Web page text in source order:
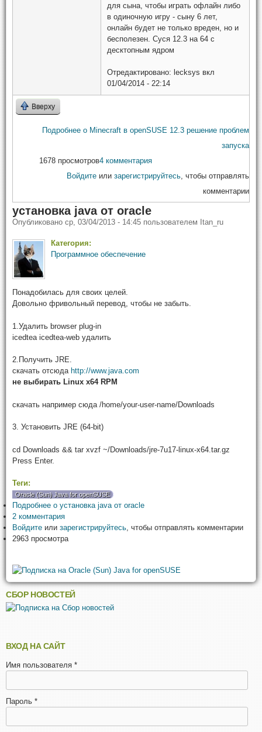
для сына, чтобы играть офлайн либо
в одиночную игру - сыну 6 лет,
онлайн будет не только вреден, но и
бесполезен. Суся 12.3 на 64 с
десктопным ядром
Отредактировано: lecksys вкл
01/04/2014 - 22:14
Вверху
Подробнее о Minecraft в openSUSE 12.3 решение проблем
запуска
1678 просмотров4 комментария
Войдите или зарегистрируйтесь, чтобы отправлять
комментарии
установка java от oracle
Опубликовано ср, 03/04/2013 - 14:45 пользователем Itan_ru
Категория:
Программное обеспечение
Понадобилась для своих целей.
Довольно фривольный перевод, чтобы не забыть.
1.Удалить browser plug-in
icedtea icedtea-web удалить
2.Получить JRE.
скачать отсюда http://www.java.com
не выбирать Linux x64 RPM
скачать например сюда /home/your-user-name/Downloads
3. Установить JRE (64-bit)
cd Downloads && tar xvzf ~/Downloads/jre-7u17-linux-x64.tar.gz
Press Enter.
Теги:
Oracle (Sun) Java for openSUSE
Подробнее о установка java от oracle
2 комментария
Войдите или зарегистрируйтесь, чтобы отправлять комментарии
2963 просмотра
СБОР НОВОСТЕЙ
ВХОД НА САЙТ
Имя пользователя *
Пароль *